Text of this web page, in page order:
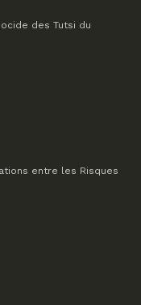
des Tutsi du
entre les Risques